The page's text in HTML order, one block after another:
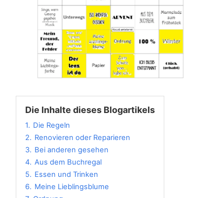
Die Inhalte dieses Blogartikels
1. Die Regeln
2. Renovieren oder Reparieren
3. Bei anderen gesehen
4. Aus dem Buchregal
5. Essen und Trinken
6. Meine Lieblingsblume